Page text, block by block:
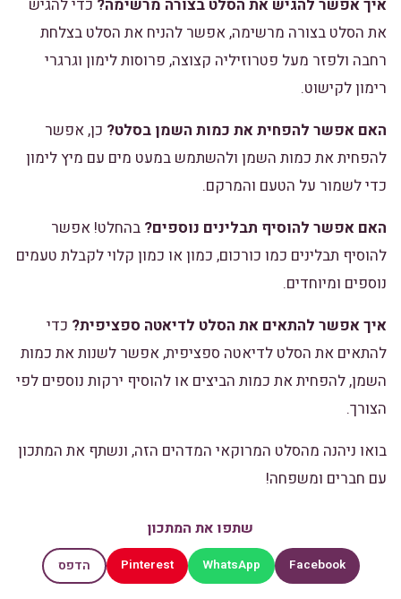
איך אפשר להגיש את הסלט בצורה מרשימה? כדי להגיש
את הסלט בצורה מרשימה, אפשר להניח את הסלט בצלחת
רחבה ולפזר מעל פטרוזיליה קצוצה, פרוסות לימון וגרגרי
רימון לקישוט.
האם אפשר להפחית את כמות השמן בסלט? כן, אפשר
להפחית את כמות השמן ולהשתמש במעט מים עם מיץ לימון
כדי לשמור על הטעם והמרקם.
האם אפשר להוסיף תבלינים נוספים? בהחלט! אפשר
להוסיף תבלינים כמו כורכום, כמון או כמון קלוי לקבלת טעמים
נוספים ומיוחדים.
איך אפשר להתאים את הסלט לדיאטה ספציפית? כדי
להתאים את הסלט לדיאטה ספציפית, אפשר לשנות את כמות
השמן, להפחית את כמות הביצים או להוסיף ירקות נוספים לפי
הצורך.
בואו ניהנה מהסלט המרוקאי המדהים הזה, ונשתף את המתכון
עם חברים ומשפחה!
שתפו את המתכון
Facebook
WhatsApp
Pinterest הדפס